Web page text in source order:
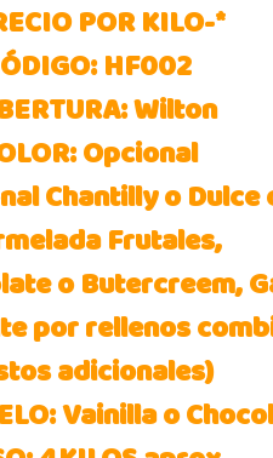
POR KILO-*
HF002
Wilton
Opcional
Chantilly o Dulce
Frutales,
o Butercreem,
por rellenos
adicionales)
Vainilla o